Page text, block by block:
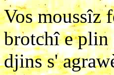
Vos moussîz
brotchî e plin
djins s'